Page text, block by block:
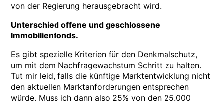
von der Regierung herausgebracht wird.
Unterschied offene und geschlossene
Immobilienfonds.
Es gibt spezielle Kriterien für den Denkmalschutz,
um mit dem Nachfragewachstum Schritt zu halten.
Tut mir leid, falls die künftige Marktentwicklung nicht
den aktuellen Marktanforderungen entsprechen
würde. Muss ich dann also 25% von den 25.000